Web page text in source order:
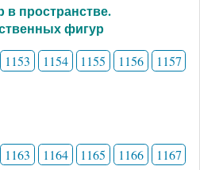
в пространстве.
фигур
1153 1154 1155 1156
1157
1163 1164 1165 1166
1167